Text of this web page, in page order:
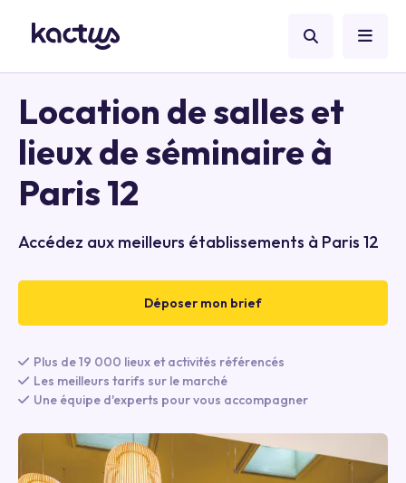
Location de salles et
lieux de séminaire à
Paris 12
Accédez aux meilleurs établissements à Paris 12
Déposer mon brief
Plus de 19 000 lieux et activités référencés
Les meilleurs tarifs sur le marché
Une équipe d'experts pour vous accompagner